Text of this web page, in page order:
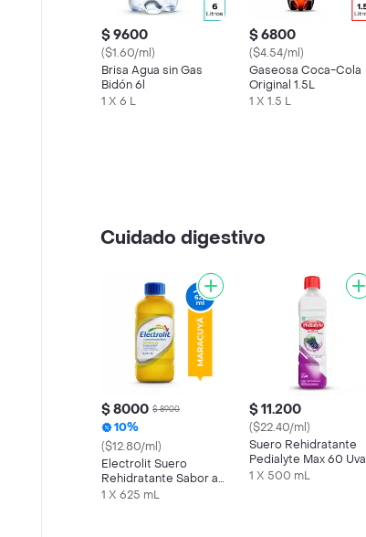
$ 9600
($1.60/ml)
Brisa Agua sin Gas
Bidón 6l
1 X 6 L
$ 6800
($4.54/ml)
Gaseosa Coca-Cola
Original 1.5L
1 X 1.5 L
Cuidado digestivo
$ 8000 $ 8900
10%
($12.80/ml)
Electrolit Suero
Rehidratante Sabor a
Maracuyá
1 X 625 mL
$ 11.200
($22.40/ml)
Suero Rehidratante
Pedialyte Max 60 Uva
Frasco 500 mL
1 X 500 mL